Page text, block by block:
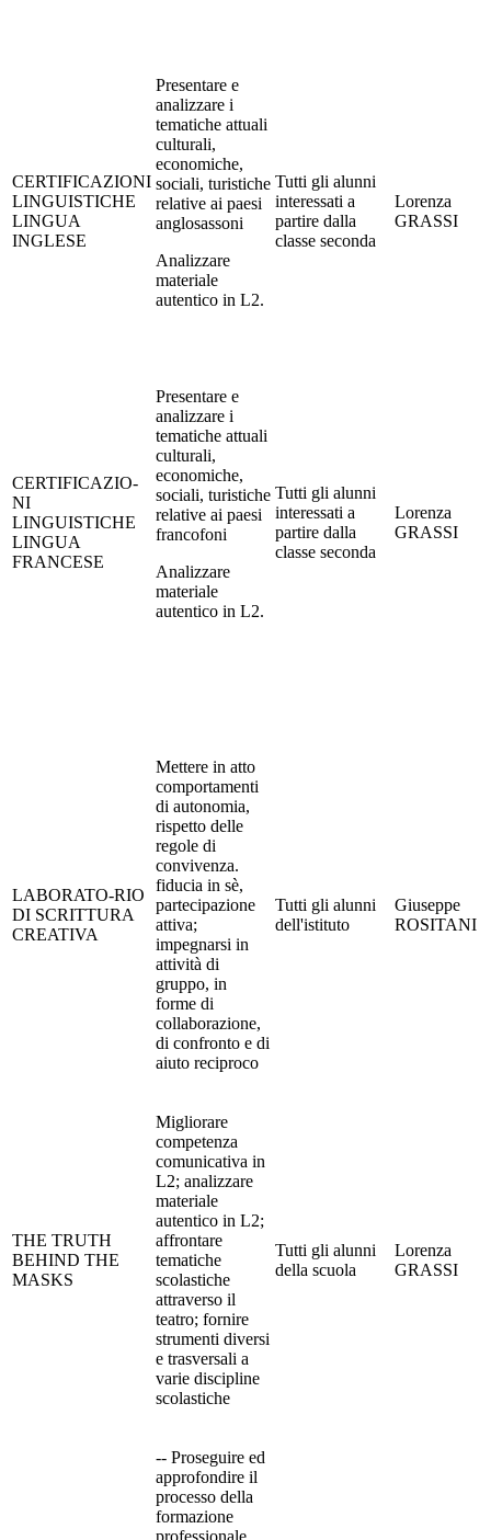
CERTIFICAZIONI
LINGUISTICHE
LINGUA
INGLESE
Presentare e
analizzare i
tematiche attuali
culturali,
economiche,
sociali, turistiche
relative ai paesi
anglosassoni
Analizzare
materiale
autentico in L2.
Tutti gli alunni
interessati a
partire dalla
classe seconda
Lorenza
GRASSI
CERTIFICAZIO-
NI
LINGUISTICHE
LINGUA
FRANCESE
Presentare e
analizzare i
tematiche attuali
culturali,
economiche,
sociali, turistiche
relative ai paesi
francofoni
Analizzare
materiale
autentico in L2.
Tutti gli alunni
interessati a
partire dalla
classe seconda
Lorenza
GRASSI
LABORATO-RIO
DI SCRITTURA
CREATIVA
Mettere in atto
comportamenti
di autonomia,
rispetto delle
regole di
convivenza.
fiducia in sè,
partecipazione
attiva;
impegnarsi in
attività di
gruppo, in
forme di
collaborazione,
di confronto e di
aiuto reciproco
Tutti gli alunni
dell'istituto
Giuseppe
ROSITANI
THE TRUTH
BEHIND THE
MASKS
Migliorare
competenza
comunicativa in
L2; analizzare
materiale
autentico in L2;
affrontare
tematiche
scolastiche
attraverso il
teatro; fornire
strumenti diversi
e trasversali a
varie discipline
scolastiche
Tutti gli alunni
della scuola
Lorenza
GRASSI
-­‐ Proseguire ed
approfondire il
processo della
formazione